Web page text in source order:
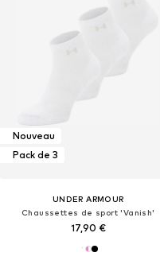
Nouveau
Pack de 3
UNDER ARMOUR
Chaussettes de sport 'Vanish'
17,90 €